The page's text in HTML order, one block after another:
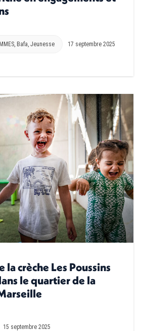
, Bafa, Jeunesse 17 septembre 2025
crèche Les Poussins
le quartier de la
15 septembre 2025